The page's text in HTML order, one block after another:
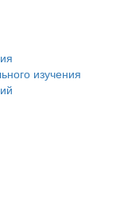
изучения